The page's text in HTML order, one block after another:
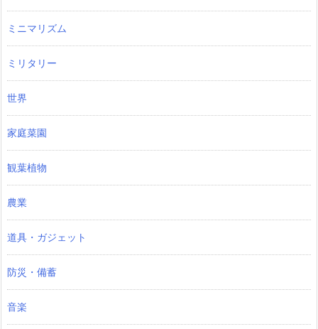
ミニマリズム
ミリタリー
世界
家庭菜園
観葉植物
農業
道具・ガジェット
防災・備蓄
音楽